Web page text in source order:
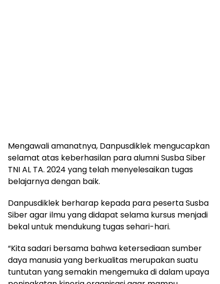
Mengawali amanatnya, Danpusdiklek mengucapkan
selamat atas keberhasilan para alumni Susba Siber
TNI AL TA. 2024 yang telah menyelesaikan tugas
belajarnya dengan baik.
Danpusdiklek berharap kepada para peserta Susba
Siber agar ilmu yang didapat selama kursus menjadi
bekal untuk mendukung tugas sehari-hari.
“Kita sadari bersama bahwa ketersediaan sumber
daya manusia yang berkualitas merupakan suatu
tuntutan yang semakin mengemuka di dalam upaya